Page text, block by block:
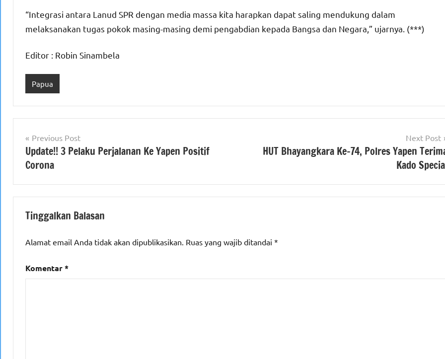
“Integrasi antara Lanud SPR dengan media massa kita harapkan dapat saling mendukung dalam
melaksanakan tugas pokok masing-masing demi pengabdian kepada Bangsa dan Negara,” ujarnya. (***)
Editor : Robin Sinambela
Papua
Navigasi
pos
Previous Post
Update!! 3 Pelaku Perjalanan Ke Yapen Positif
Corona
Next Post
HUT Bhayangkara Ke-74, Polres Yapen
Kado
Tinggalkan Balasan
Alamat email Anda tidak akan dipublikasikan. Ruas yang wajib ditandai *
Komentar*